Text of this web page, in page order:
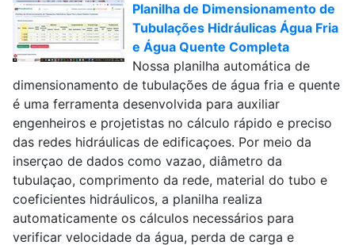
Planilha de Dimensionamento de
Tubulações Hidráulicas Água Fria
e Água Quente Completa
Nossa planilha automática de
dimensionamento de tubulações de água fria e quente
é uma ferramenta desenvolvida para auxiliar
engenheiros e projetistas no cálculo rápido e preciso
das redes hidráulicas de edificaçoes. Por meio da
inserçao de dados como vazao, diâmetro da
tubulaçao, comprimento da rede, material do tubo e
coeficientes hidráulicos, a planilha realiza
automaticamente os cálculos necessários para
verificar velocidade da água, perda de carga e